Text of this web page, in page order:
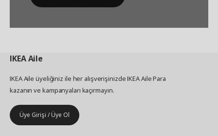
IKEAAile
IKEA Aile üyeliğiniz ile her alışverişinizde IKEA Aile Para
kazanın ve kampanyaları kaçırmayın.
Üye Girişi / Üye Ol